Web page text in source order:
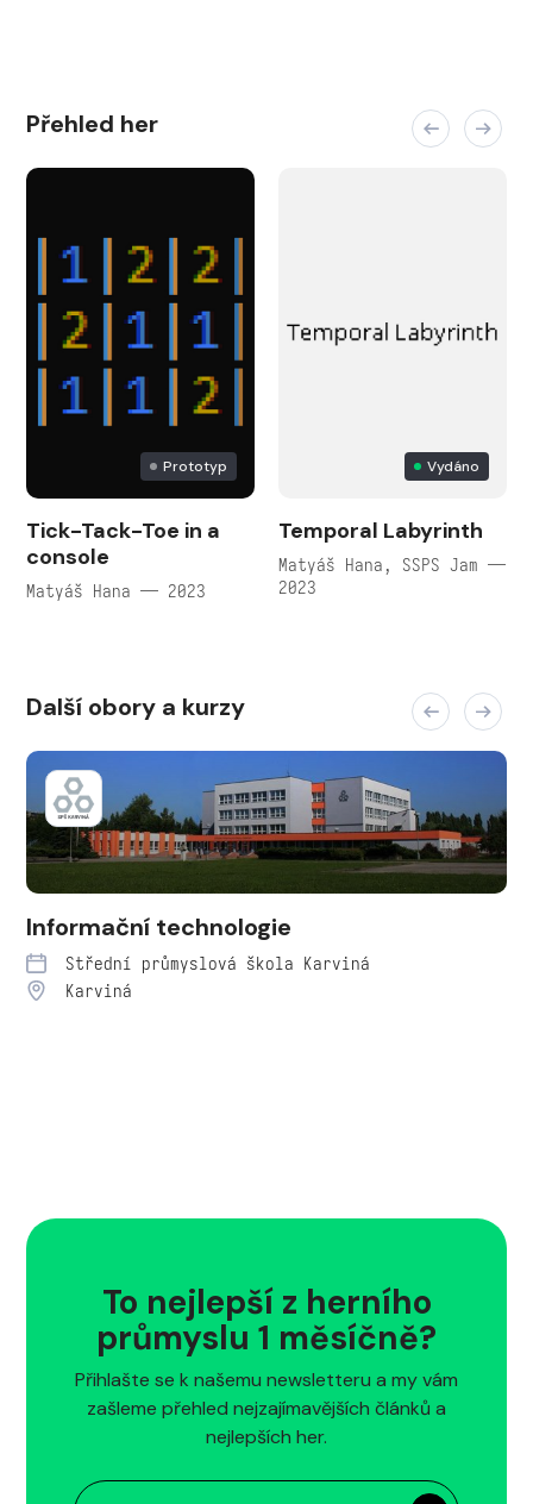
Přehled her
Prototyp
Tick-Tack-Toe in a
console
Matyáš Hana — 2023
Vydáno
Temporal Labyrinth
Matyáš Hana, SSPS Jam —
2023
Další obory a kurzy
Informační technologie
Střední průmyslová škola Karviná
Karviná
To nejlepší z herního
průmyslu 1 měsíčně?
Přihlašte se k našemu newsletteru a my vám
zašleme přehled nejzajímavějších článků a
nejlepších her.